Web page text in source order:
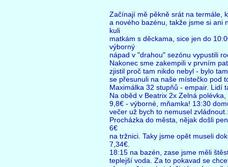
Začínají mě pěkně srát na termále,
a nového bazénu, takže jsme si ani
kuli
matkám s děckama, sice jen do
výborný
nápad v "drahou" sezónu vypustili
Nakonec sme zakempili v prvním
zjistil proč tam nikdo nebyl - bylo
se přesunuli na naše místečko pod
Maximálka 32 stupňů - empair. Lidí
Na oběd v Beatrix 2x Zelná
9,8€ - výborné, mňamka! 13:30
večer už bych to nemusel
Procházka do města, nějak došli
6€
na tržnici. Taky jsme opět museli
7,34€.
18:15 na bazén, zase jsme měli
teplejší voda. Za to pokavad se